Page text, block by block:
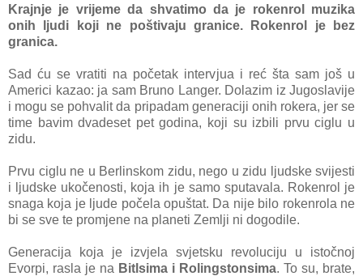
Krajnje je vrijeme da shvatimo da je rokenrol muzika
onih ljudi koji ne poštivaju granice. Rokenrol je bez
granica.
Sad ću se vratiti na početak intervjua i reć šta sam još u
Americi kazao: ja sam Bruno Langer. Dolazim iz Jugoslavije
i mogu se pohvalit da pripadam generaciji onih rokera, jer se
time bavim dvadeset pet godina, koji su izbili prvu ciglu u
zidu.
Prvu ciglu ne u Berlinskom zidu, nego u zidu ljudske svijesti
i ljudske ukočenosti, koja ih je samo sputavala. Rokenrol je
snaga koja je ljude počela opuštat. Da nije bilo rokenrola ne
bi se sve te promjene na planeti Zemlji ni dogodile.
Generacija koja je izvjela svjetsku revoluciju u istočnoj
Evorpi, rasla je na Bitlsima i Rolingstonsima. To su, brate,